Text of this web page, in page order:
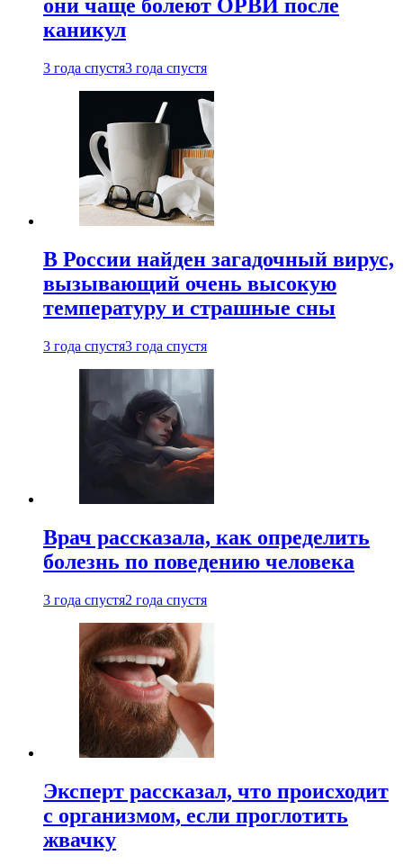
они чаще болеют ОРВИ после
каникул
3 года спустя3 года спустя
В России найден загадочный вирус,
вызывающий очень высокую
температуру и страшные сны
3 года спустя3 года спустя
Врач рассказала, как определить
болезнь по поведению человека
3 года спустя2 года спустя
Эксперт рассказал, что происходит
с организмом, если проглотить
жвачку